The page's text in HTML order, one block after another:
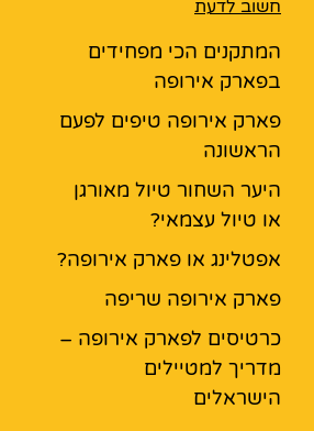
חשוב לדעת
המתקנים הכי מפחידים
בפארק אירופה
פארק אירופה טיפים לפעם
הראשונה
היער השחור טיול מאורגן
או טיול עצמאי?
אפטלינג או פארק אירופה?
פארק אירופה שריפה
כרטיסים לפארק אירופה –
מדריך למטיילים
הישראלים